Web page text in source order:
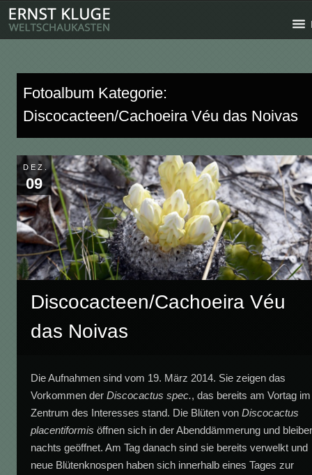
Fotoalbum Kategorie:
Discocacteen/Cachoeira Véu das Noivas
DEZ.
09
Discocacteen/Cachoeira Véu
das Noivas
Die Aufnahmen sind vom 19. März 2014. Sie zeigen das
Vorkommen derDiscocactus spec., das bereits am Vortag im
Zentrum des Interesses stand. Die Blüten vonDiscocactus
placentiformis öffnen sich in der Abenddämmerung und
nachts geöffnet. Am Tag danach sind sie bereits verwelkt und
neue Blütenknospen haben sich innerhalb eines Tages zur